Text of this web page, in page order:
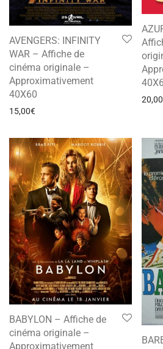
AVENGERS: INFINITY
WAR – Affiche de
cinéma originale –
Approximativement
40X60
15,00€
20,00
BABYLON – Affiche de
cinéma originale –
Approximativement